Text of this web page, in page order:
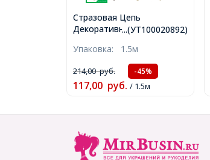
...(УТ100020892)
Стразовая Цепь
Декоративная, Класс А,
около 240шт/1.5м,
(УТ100020892)
Упаковка: 1.5м
214,00руб. -45%
117,00 руб. / 1.5м